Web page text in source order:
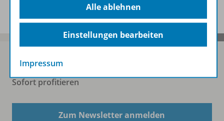
Sofort profitieren
Zum Newsletter anmelden
Alle ablehnen
Einstellungen bearbeiten
Impressum